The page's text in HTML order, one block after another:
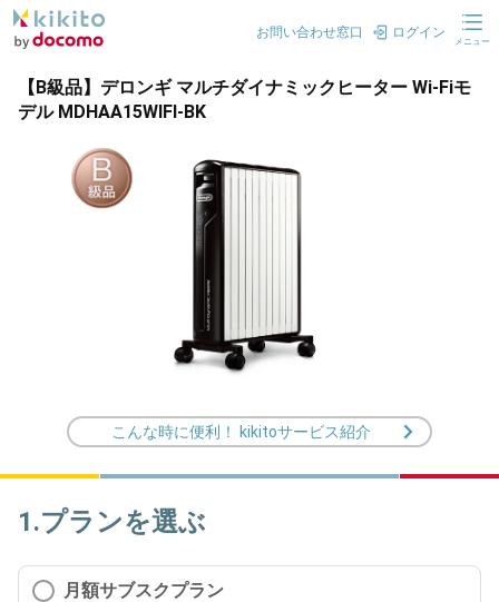
お問い合わせ窓口 ログイン
メニュー
【B級品】デロンギ マルチダイナミックヒーター Wi-Fiモ
デル MDHAA15WIFI-BK
こんな時に便利！ kikitoサービス紹介
1.プランを選ぶ
月額サブスクプラン